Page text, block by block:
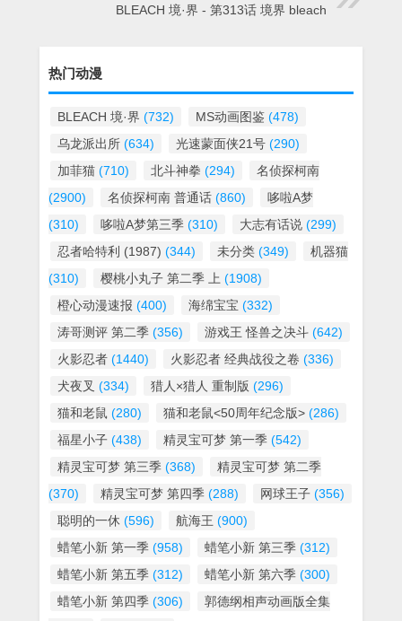
BLEACH 境·界 - 第313话 境界 bleach
热门动漫
BLEACH 境·界 (732) MS动画图鉴 (478)
乌龙派出所 (634) 光速蒙面侠21号 (290)
加菲猫 (710) 北斗神拳 (294)
名侦探柯南
(2900)
名侦探柯南 普通话 (860)
哆啦A梦
(310)
哆啦A梦第三季 (310) 大志有话说 (299)
忍者哈特利 (1987) (344) 未分类 (349)
机器猫
(310)
樱桃小丸子 第二季 上 (1908)
橙心动漫速报 (400) 海绵宝宝 (332)
涛哥测评 第二季 (356) 游戏王 怪兽之决斗 (642)
火影忍者 (1440) 火影忍者 经典战役之卷 (336)
犬夜叉 (334) 猎人×猎人 重制版 (296)
猫和老鼠 (280) 猫和老鼠<50周年纪念版> (286)
福星小子 (438) 精灵宝可梦 第一季 (542)
精灵宝可梦 第三季 (368)
精灵宝可梦 第二季
(370)
精灵宝可梦 第四季 (288) 网球王子 (356)
聪明的一休 (596) 航海王 (900)
蜡笔小新 第一季 (958) 蜡笔小新 第三季 (312)
蜡笔小新 第五季 (312) 蜡笔小新 第六季 (300)
蜡笔小新 第四季 (306)
郭德纲相声动画版全集